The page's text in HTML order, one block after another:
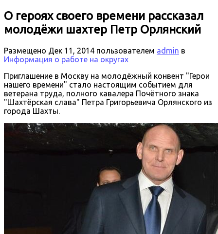
О героях своего времени рассказал
молодёжи шахтер Петр Орлянский
Размещено Дек 11, 2014 пользователем admin в
Информация о работе на округах
Приглашение в Москву на молодёжный конвент "Герои
нашего времени" стало настоящим событием для
ветерана труда, полного кавалера Почётного знака
"Шахтёрская слава" Петра Григорьевича Орлянского из
города Шахты.